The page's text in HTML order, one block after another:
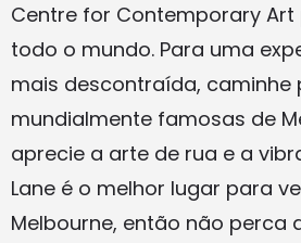
Centre for Contemporary
todo o mundo. Para uma
mais descontraída, caminhe
mundialmente famosas de
aprecie a arte de rua e a
Lane é o melhor lugar para
Melbourne, então não perca